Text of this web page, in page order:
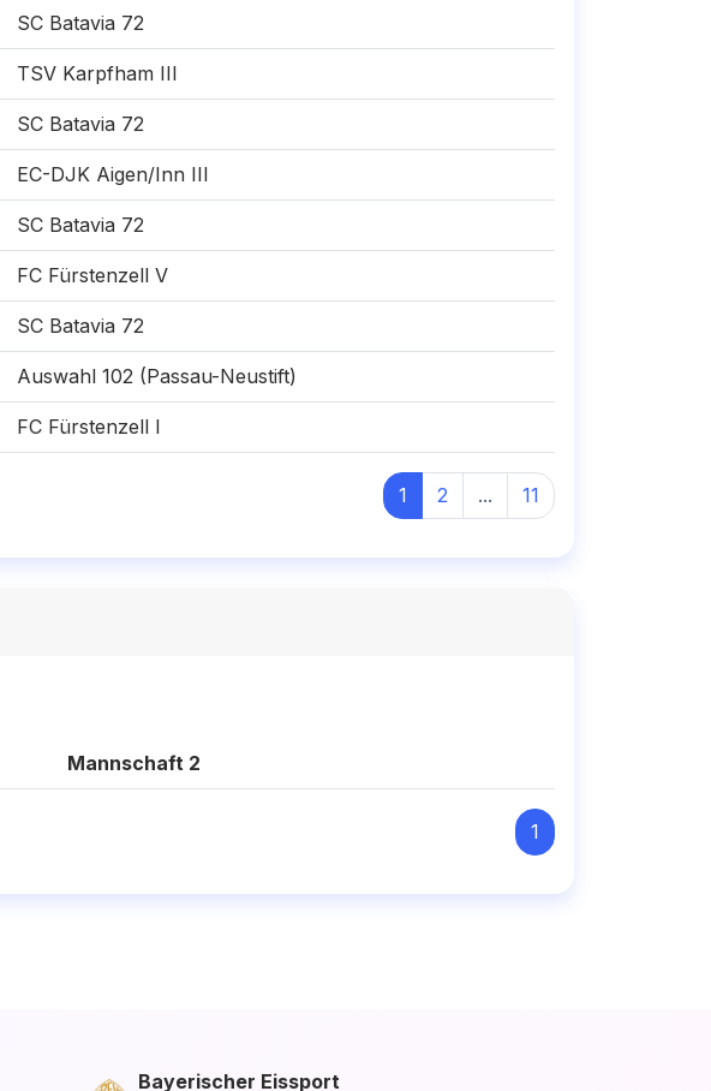
SC Batavia 72
TSV Karpfham III
SC Batavia 72
EC-DJK Aigen/Inn III
SC Batavia 72
FC Fürstenzell V
SC Batavia 72
Auswahl 102 (Passau-Neustift)
FC Fürstenzell I
1 2 ... 11
Mannschaft 2
1
Bayerischer Eissport